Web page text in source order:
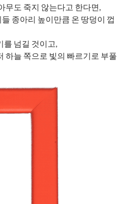
무도 죽지 않는다고 한다면,
종아리 높이만큼 온 땅덩이 껍
를 넘길 것이고,
하늘 쪽으로 빛의 빠르기로 부풀